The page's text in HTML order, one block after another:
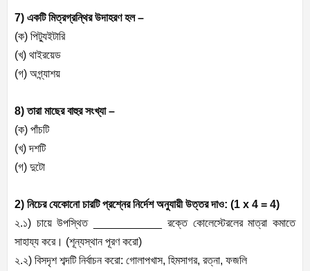
7) একটি মিত্রগ্রন্থির উদাহরণ হল –
(ক) পিট্যুইটারি
(খ) থাইরয়েড
(গ) অগ্ন্যাশয়
8) তারা মাছের বাহুর সংখ্যা –
(ক) পাঁচটি
(খ) দশটি
(গ) দুটো
2) নিচের যেকোনো চারটি প্রশ্নের নির্দেশ অনুযায়ী উত্তর দাও: (1 x 4 = 4)
২.১) চায়ে উপস্থিত ___________ রক্তে কোলেস্টেরলের মাত্রা কমাতে
সাহায্য করে। (শূন্যস্থান পূরণ করো)
২.২) বিসদৃশ শব্দটি নির্বাচন করো: গোলাপখাস, হিমসাগর, রত্না, ফজলি